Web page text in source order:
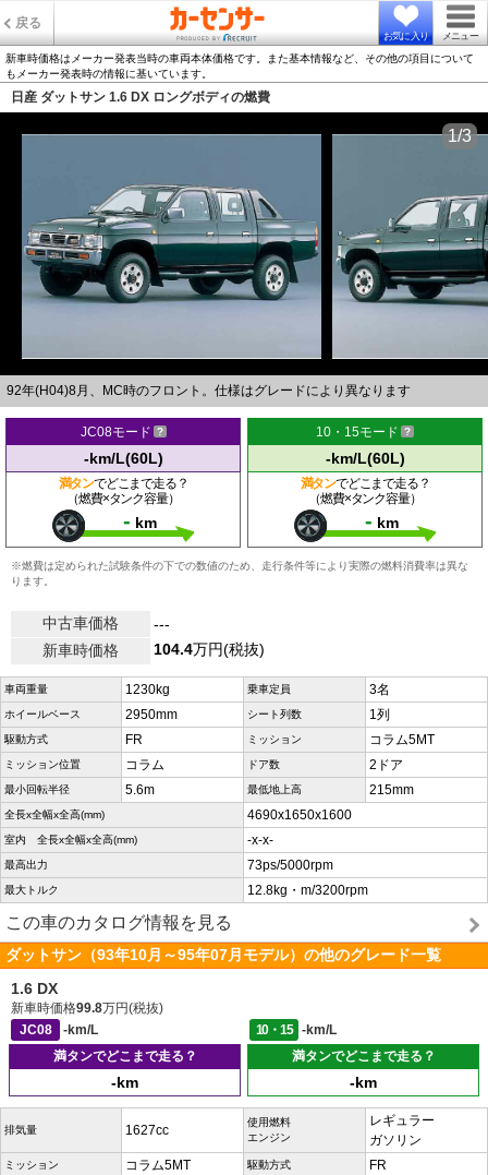
戻る
お気に入り メニュー
新車時価格はメーカー発表当時の車両本体価格です。また基本情報など、その他の項目について
もメーカー発表時の情報に基いています。
日産 ダットサン 1.6 DX ロングボディの燃費
92年(H04)8月、MC時のフロント。仕様はグレードにより異なります
1/3
JC08モード
-km/L(60L)
満タンでどこまで走る？
（燃費×タンク容量）
- km
10・15モード
-km/L(60L)
満タンでどこまで走る？
（燃費×タンク容量）
- km
※燃費は定められた試験条件の下での数値のため、走行条件等により実際の燃料消費率は異な
ります。
中古車価格
---
新車時価格
104.4万円(税抜)
車両重量 1230kg 乗車定員 3名
ホイールベース 2950mm シート列数 1列
駆動方式 FR ミッション コラム5MT
ミッション位置 コラム ドア数 2ドア
最小回転半径 5.6m 最低地上高 215mm
全長x全幅x全高(mm) 4690x1650x1600
室内 全長x全幅x全高(mm) -x-x-
最高出力 73ps/5000rpm
最大トルク 12.8kg・m/3200rpm
この車のカタログ情報を見る
ダットサン（93年10月～95年07月モデル）の他のグレード一覧
1.6 DX
新車時価格99.8万円(税抜)
JC08
-km/L 10・15
-km/L
満タンでどこまで走る？
-km
満タンでどこまで走る？
-km
排気量 1627cc
使用燃料
エンジン
レギュラー
ガソリン
ミッション コラム5MT 駆動方式 FR